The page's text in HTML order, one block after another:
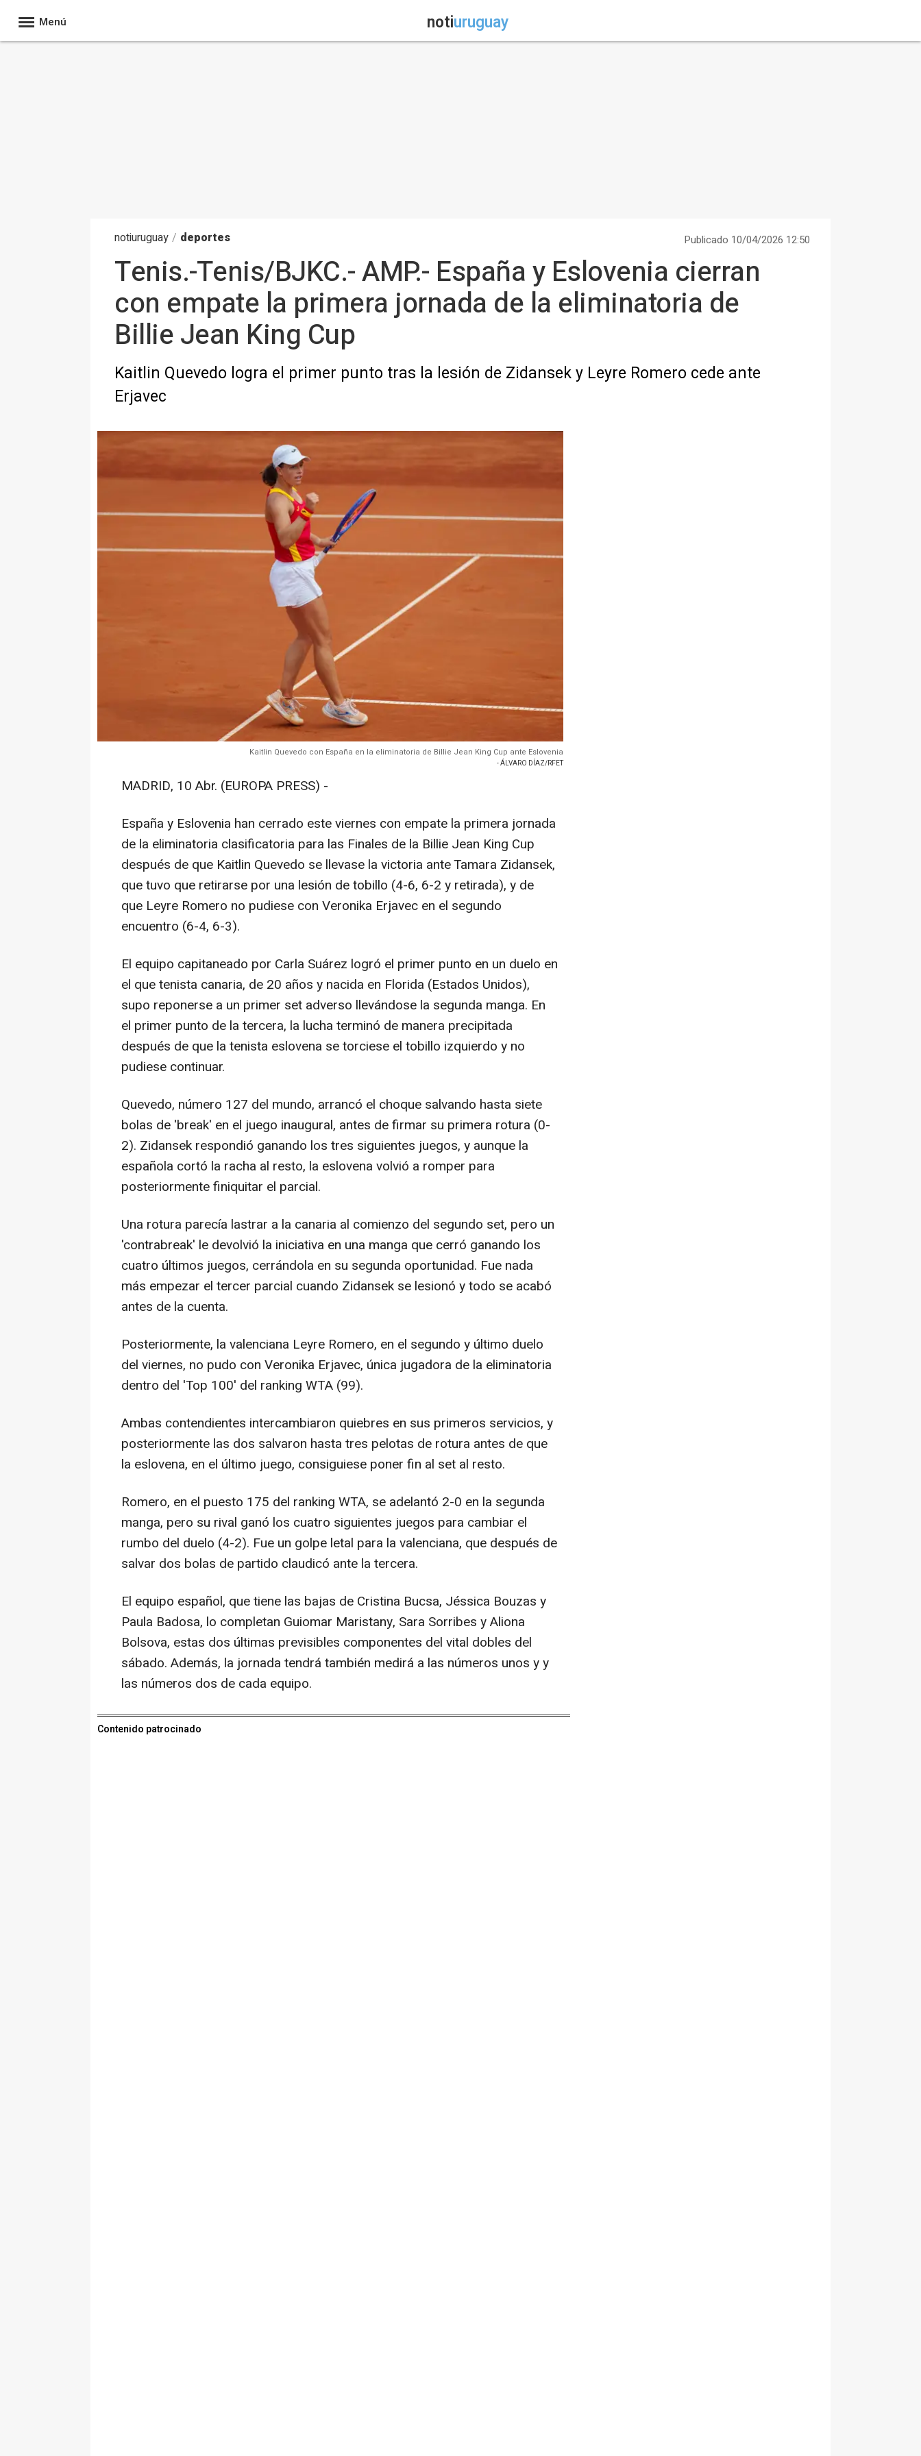
Menú notiuruguay
notiuruguay / deportes Publicado 10/04/2026 12:50
Tenis.-Tenis/BJKC.- AMP.- España y Eslovenia cierran
con empate la primera jornada de la eliminatoria de
Billie Jean King Cup
Kaitlin Quevedo logra el primer punto tras la lesión de Zidansek y Leyre Romero cede ante
Erjavec
Kaitlin Quevedo con España en la eliminatoria de Billie Jean King Cup ante Eslovenia
- ÁLVARO DÍAZ/RFET
MADRID, 10 Abr. (EUROPA PRESS) -
España y Eslovenia han cerrado este viernes con empate la primera jornada
de la eliminatoria clasificatoria para las Finales de la Billie Jean King Cup
después de que Kaitlin Quevedo se llevase la victoria ante Tamara Zidansek,
que tuvo que retirarse por una lesión de tobillo (4-6, 6-2 y retirada), y de
que Leyre Romero no pudiese con Veronika Erjavec en el segundo
encuentro (6-4, 6-3).
El equipo capitaneado por Carla Suárez logró el primer punto en un duelo en
el que tenista canaria, de 20 años y nacida en Florida (Estados Unidos),
supo reponerse a un primer set adverso llevándose la segunda manga. En
el primer punto de la tercera, la lucha terminó de manera precipitada
después de que la tenista eslovena se torciese el tobillo izquierdo y no
pudiese continuar.
Quevedo, número 127 del mundo, arrancó el choque salvando hasta siete
bolas de 'break' en el juego inaugural, antes de firmar su primera rotura (0-
2). Zidansek respondió ganando los tres siguientes juegos, y aunque la
española cortó la racha al resto, la eslovena volvió a romper para
posteriormente finiquitar el parcial.
Una rotura parecía lastrar a la canaria al comienzo del segundo set, pero un
'contrabreak' le devolvió la iniciativa en una manga que cerró ganando los
cuatro últimos juegos, cerrándola en su segunda oportunidad. Fue nada
más empezar el tercer parcial cuando Zidansek se lesionó y todo se acabó
antes de la cuenta.
Posteriormente, la valenciana Leyre Romero, en el segundo y último duelo
del viernes, no pudo con Veronika Erjavec, única jugadora de la eliminatoria
dentro del 'Top 100' del ranking WTA (99).
Ambas contendientes intercambiaron quiebres en sus primeros servicios, y
posteriormente las dos salvaron hasta tres pelotas de rotura antes de que
la eslovena, en el último juego, consiguiese poner fin al set al resto.
Romero, en el puesto 175 del ranking WTA, se adelantó 2-0 en la segunda
manga, pero su rival ganó los cuatro siguientes juegos para cambiar el
rumbo del duelo (4-2). Fue un golpe letal para la valenciana, que después de
salvar dos bolas de partido claudicó ante la tercera.
El equipo español, que tiene las bajas de Cristina Bucsa, Jéssica Bouzas y
Paula Badosa, lo completan Guiomar Maristany, Sara Sorribes y Aliona
Bolsova, estas dos últimas previsibles componentes del vital dobles del
sábado. Además, la jornada tendrá también medirá a las números unos y y
las números dos de cada equipo.
Contenido patrocinado